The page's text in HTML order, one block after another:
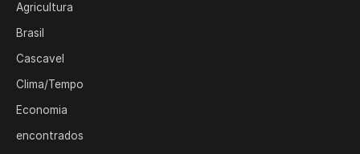
Agricultura
Brasil
Cascavel
Clima/Tempo
Economia
encontrados